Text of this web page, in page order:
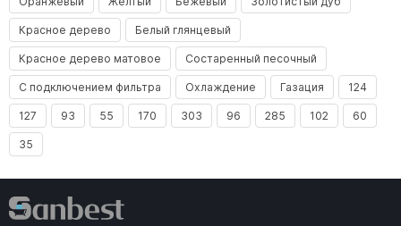
Красное дерево Белый глянцевый
Красное дерево матовое Состаренный песочный
С подключением фильтра Охлаждение Газация 124
127 93 55 170 303 96 285 102 60
35